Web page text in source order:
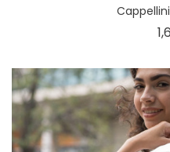
Cappellini